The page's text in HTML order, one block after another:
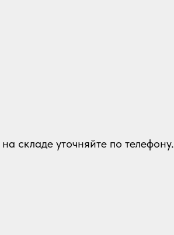
складе уточняйте по телефону.